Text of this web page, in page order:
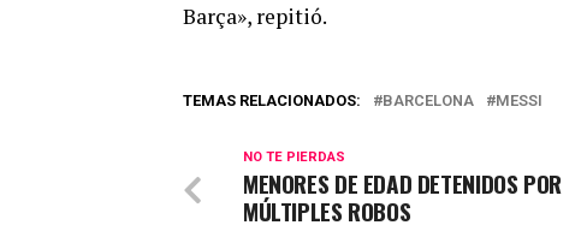
Barça», repitió.
TEMAS RELACIONADOS: BARCELONA MESSI
NO TE PIERDAS
MENORES DE EDAD DETENIDOS POR
MÚLTIPLES ROBOS